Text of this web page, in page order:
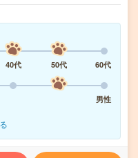
40代 50代
60代
男性